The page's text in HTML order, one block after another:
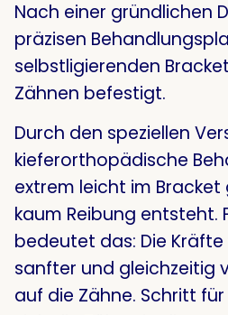
Nach einer gründlichen
präzisen
selbstligierenden
Zähnen befestigt.
Durch den speziellen
kieferorthopädische
extrem leicht im
kaum Reibung entsteht.
bedeutet das: Die
sanfter und gleichzeitig
auf die Zähne. Schritt